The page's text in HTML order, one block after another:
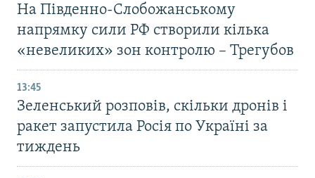
На Південно-Слобожанському
напрямку сили РФ створили кілька
«невеликих» зон контролю – Трегубов
13:45
Зеленський розповів, скільки дронів і
ракет запустила Росія по Україні за
тиждень